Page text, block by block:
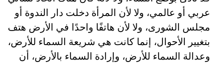
عربي أو عالمي، ولا لأن المرأة دخلت دار الندوة أو
مجلس الشورى، ولا لأن هاتفًا واحدًا في الأرض هتف
بتغيير الأحوال، إنما كانت هي شريعة السماء للأرض،
وعدالة السماء للأرض، وإرادة السماء بالأرض، أن